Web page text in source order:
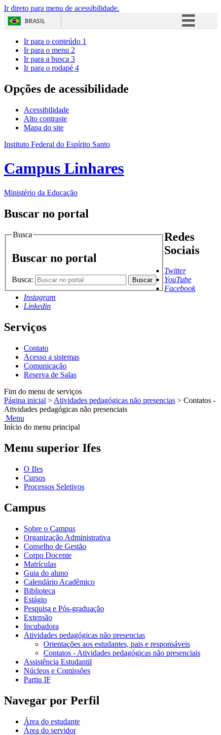
Ir direto para menu de acessibilidade.
BRASIL
Acesso à informação
Ir para o conteúdo 1
Ir para o menu 2
Ir para a busca 3
Ir para o rodapé 4
Opções de acessibilidade
Acessibilidade
Alto contraste
Mapa do site
Instituto Federal do Espírito Santo
Campus Linhares
Ministério da Educação
Buscar no portal
Busca
Buscar no portal
Busca: Buscar
Redes
Sociais
Twitter
YouTube
Facebook
Instagram
Linkedin
Serviços
Contato
Acesso a sistemas
Comunicação
Reserva de Salas
Fim do menu de serviços
Página inicial > Atividades pedagógicas não presencias > Contatos -
Atividades pedagógicas não presenciais
Menu
Início do menu principal
Menu superior Ifes
O Ifes
Cursos
Processos Seletivos
Campus
Sobre o Campus
Organização Administrativa
Conselho de Gestão
Corpo Docente
Matrículas
Guia do aluno
Calendário Acadêmico
Biblioteca
Estágio
Pesquisa e Pós-graduação
Extensão
Incubadora
Atividades pedagógicas não presencias
Orientações aos estudantes, pais e responsáveis
Contatos - Atividades pedagógicas não presenciais
Assistência Estudantil
Núcleos e Comissões
Partiu IF
Navegar por Perfil
Área do estudante
Área do servidor